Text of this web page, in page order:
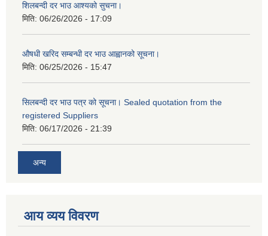
शिलबन्दी दर भाउ आश्यको सुचना।
मिति: 06/26/2026 - 17:09
औषधी खरिद सम्बन्धी दर भाउ आह्वानको सूचना।
मिति: 06/25/2026 - 15:47
सिलबन्दी दर भाउ पत्र को सूचना। Sealed quotation from the
registered Suppliers
मिति: 06/17/2026 - 21:39
अन्य
आय व्यय विवरण